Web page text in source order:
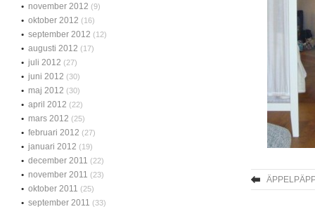
november 2012 (9)
oktober 2012 (16)
september 2012 (12)
augusti 2012 (17)
juli 2012 (27)
juni 2012 (30)
maj 2012 (30)
april 2012 (22)
mars 2012 (25)
februari 2012 (27)
januari 2012 (19)
december 2011 (22)
november 2011 (23)
oktober 2011 (25)
september 2011 (33)